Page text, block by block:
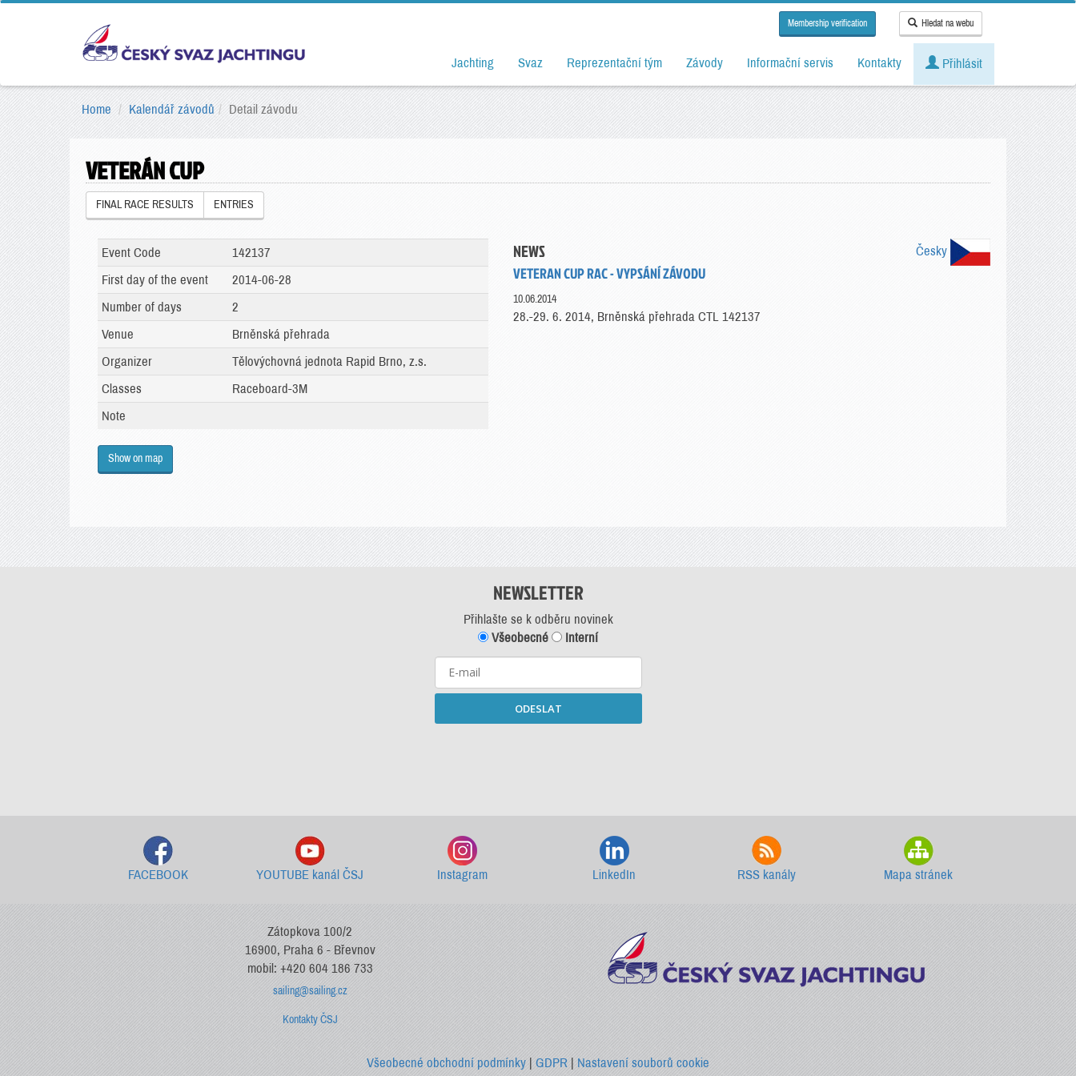
Membership verification Hledat na webu
Jachting Svaz Reprezentační tým Závody Informační servis Kontakty Přihlásit
Home Kalendář závodů Detail závodu
VETERÁN CUP
FINAL RACE RESULTS ENTRIES
Česky
Event Code
142137
First day of the event
2014-06-28
Number of days
2
Venue
Brněnská přehrada
Organizer
Tělovýchovná jednota Rapid Brno, z.s.
Classes
Raceboard-3M
Note
Show on map
NEWS
VETERAN CUP RAC - VYPSÁNÍ ZÁVODU
10.06.2014
28.-29. 6. 2014, Brněnská přehrada CTL 142137
NEWSLETTER
Přihlašte se k odběru novinek
Všeobecné
Interní
ODESLAT
FACEBOOK YOUTUBE kanál ČSJ Instagram LinkedIn RSS kanály Mapa stránek
Zátopkova 100/2
16900, Praha 6 - Břevnov
mobil: +420 604 186 733
sailing@sailing.cz
Kontakty ČSJ
Všeobecné obchodní podmínky GDPR Nastavení souborů cookie